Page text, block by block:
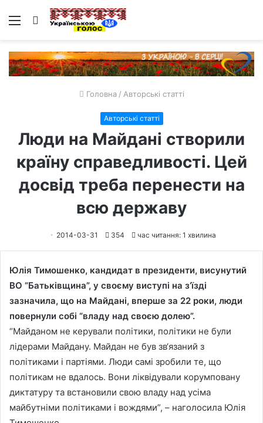
Меню Пошук
Головна / Авторські статті
Авторські статті
Люди на Майдані створили
країну справедливості. Цей
досвід треба перенести на
всю державу
2014-03-31 354 час читання: 1 хвилина
Юлія Тимошенко, кандидат в президенти, висунутий
ВО “Батьківщина”, у своєму виступі на з‘їзді
зазначила, що на Майдані, вперше за 22 роки, люди
повернули собі “владу над своєю долею”.
“Майданом не керували політики, політики не були
лідерами Майдану. Майдан не був зв‘язаний з
політиками і партіями. Люди самі зробили те, що
політикам не вдалось. Вони ліквідували корумповану
диктатуру та встановили свою владу над усіма
майбутніми політиками і вождями”, – наголосила Юлія